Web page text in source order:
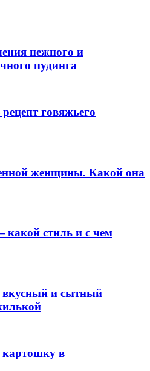
нежного и
пудинга
говяжьего
женщины. Какой она
стиль и с чем
вкусный и сытный
картошку в